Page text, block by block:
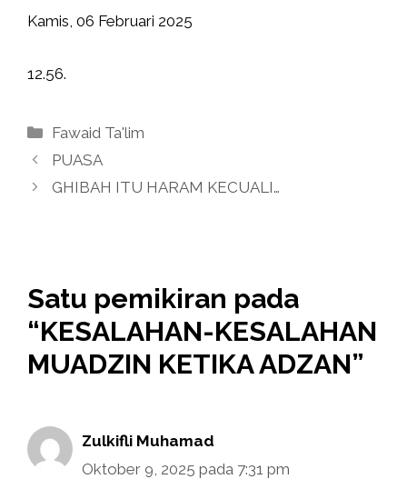
Kamis, 06 Februari 2025
12.56.
Kategori
Fawaid Ta'lim
PUASA
GHIBAH ITU HARAM KECUALI…
Satu pemikiran pada
“KESALAHAN-KESALAHAN
MUADZIN KETIKA ADZAN”
Zulkifli Muhamad
Oktober 9, 2025 pada 7:31 pm